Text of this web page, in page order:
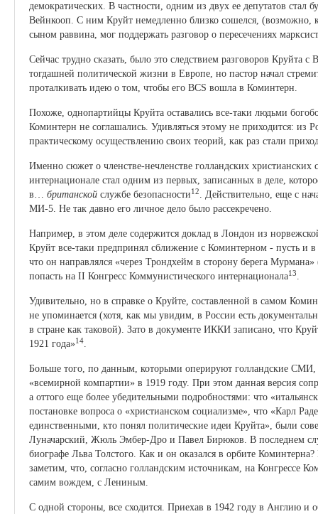
демократических. В частности, одним из двух ее депутатов стал
Вейнкооп. С ним Круйт немедленно близко сошелся, (возможно,
сыном раввина, мог поддержать разговор о пересечениях
Сейчас трудно сказать, было это следствием разговоров Круйта
тогдашней политической жизни в Европе, но пастор начал
проталкивать идею о том, чтобы его BCS вошла в Коминтерн.
Похоже, однопартийцы Круйта оставались все-таки людьми
Коминтерн не соглашались. Удивляться этому не приходится: из
практическому осуществлению своих теорий, как раз стали
Именно сюжет о членстве-нечленстве голландских
интернационале стал одним из первых, записанных в деле,
в… британской службе безопасности12. Действительно, еще с
МИ-5. Не так давно его личное дело было рассекречено.
Например, в этом деле содержится доклад в Лондон из
Круйт все-таки предпринял сближение с Коминтерном - пусть и
что он направлялся «через Трондхейм в сторону берега
попасть на II Конгресс Коммунистического интернационала13.
Удивительно, но в справке о Круйте, составленной в самом
не упоминается (хотя, как мы увидим, в России есть
в стране как таковой). Зато в документе ИККИ записано, что
1921 года»14.
Больше того, по данным, которыми оперируют голландские СМИ,
«всемирной компартии» в 1919 году. При этом данная версия
а оттого еще более убедительными подробностями: что
постановке вопроса о «христианском социализме», что «Карл
единственными, кто понял политические идеи Круйта», были
Луначарский, Жюль Эмбер-Дро и Павел Бирюков. В последнем
биографе Льва Толстого. Как и он оказался в орбите
заметим, что, согласно голландским источникам, на Конгрессе
самим вождем, с Лениным.
С одной стороны, все сходится. Приехав в 1942 году в Англию и